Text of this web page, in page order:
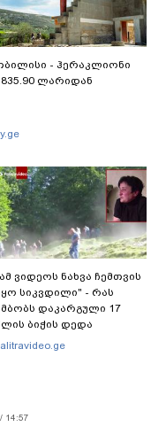
- ჰერაკლიონი
ლარიდან
ვიდეოს ნახვა ჩემთვის
სიკვდილი" - რას
დაკარგული 17
ბიჭის დედა
ვიდეოკადრებზე, სადაც
14:57